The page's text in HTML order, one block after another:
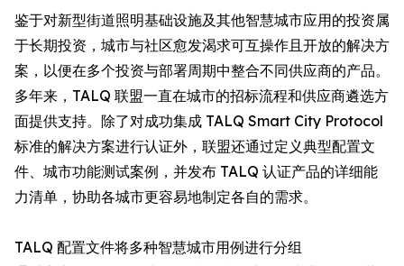
鉴于对新型街道照明基础设施及其他智慧城市应用的投资属
于长期投资，城市与社区愈发渴求可互操作且开放的解决方
案，以便在多个投资与部署周期中整合不同供应商的产品。
多年来，TALQ 联盟一直在城市的招标流程和供应商遴选方
面提供支持。除了对成功集成 TALQ Smart City Protocol
标准的解决方案进行认证外，联盟还通过定义典型配置文
件、城市功能测试案例，并发布 TALQ 认证产品的详细能
力清单，协助各城市更容易地制定各自的需求。
TALQ 配置文件将多种智慧城市用例进行分组